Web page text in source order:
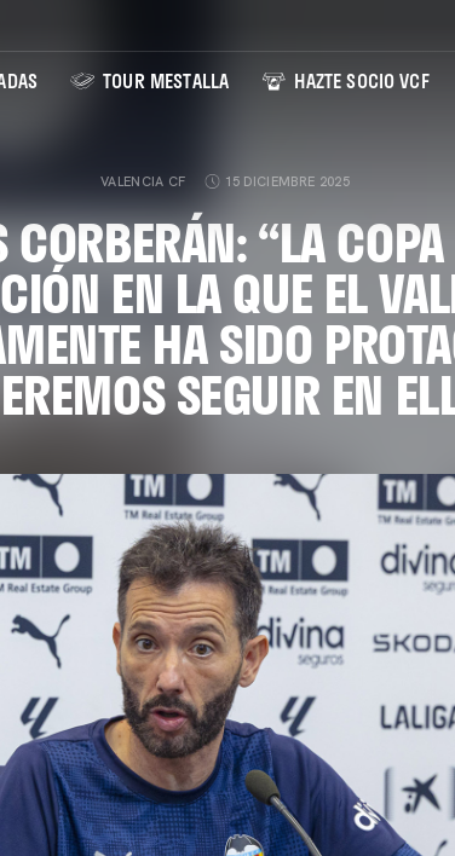
TOUR MESTALLA HAZTE SOCIO VCF
VALENCIA CF 15 DICIEMBRE 2025
CORBERÁN: “LA
EN LA QUE EL
HA SIDO
SEGUIR EN